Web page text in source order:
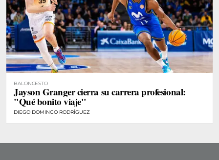
BALONCESTO
Jayson Granger cierra su carrera profesional:
"Qué bonito viaje"
DIEGO DOMINGO RODRÍGUEZ